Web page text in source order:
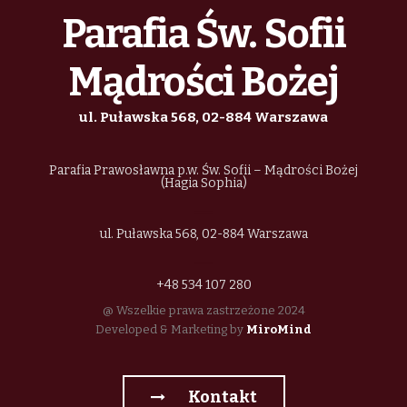
Parafia Św. Sofii
Mądrości Bożej
ul. Puławska 568, 02-884 Warszawa
Parafia Prawosławna p.w. Św. Sofii – Mądrości Bożej
(Hagia Sophia)
ul. Puławska 568, 02-884 Warszawa
+48 534 107 280
@ Wszelkie prawa zastrzeżone 2024
Developed & Marketing by MiroMind
Kontakt